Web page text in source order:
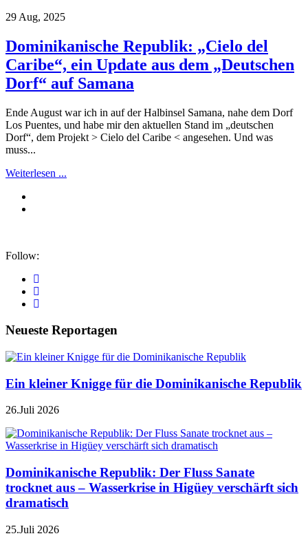
29 Aug, 2025
Dominikanische Republik: „Cielo del
Caribe“, ein Update aus dem „Deutschen
Dorf“ auf Samana
Ende August war ich in auf der Halbinsel Samana, nahe dem Dorf
Los Puentes, und habe mir den aktuellen Stand im „deutschen
Dorf“, dem Projekt > Cielo del Caribe < angesehen. Und was
muss...
Weiterlesen ...
Follow:
Neueste Reportagen
Ein kleiner Knigge für die Dominikanische Republik
26.Juli 2026
Dominikanische Republik: Der Fluss Sanate
trocknet aus – Wasserkrise in Higüey verschärft sich
dramatisch
25.Juli 2026